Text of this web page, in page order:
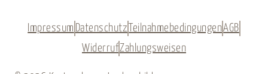
Impressum Datenschutz TeilnahmebedingungenAGB
WiderrufZahlungsweisen